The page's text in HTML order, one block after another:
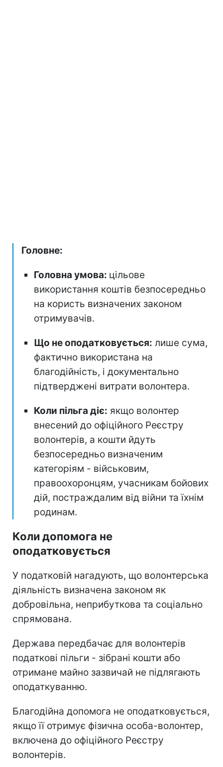
Головне:
Головна умова: цільове
використання коштів безпосередньо
на користь визначених законом
отримувачів.
Що не оподатковується: лише сума,
фактично використана на
благодійність, і документально
підтверджені витрати волонтера.
Коли пільга діє: якщо волонтер
внесений до офіційного Реєстру
волонтерів, а кошти йдуть
безпосередньо визначеним
категоріям - військовим,
правоохоронцям, учасникам бойових
дій, постраждалим від війни та їхнім
родинам.
Коли допомога не
оподатковується
У податковій нагадують, що волонтерська
діяльність визначена законом як
добровільна, неприбуткова та соціально
спрямована.
Держава передбачає для волонтерів
податкові пільги - зібрані кошти або
отримане майно зазвичай не підлягають
оподаткуванню.
Благодійна допомога не оподатковується,
якщо її отримує фізична особа-волонтер,
включена до офіційного Реєстру
волонтерів.